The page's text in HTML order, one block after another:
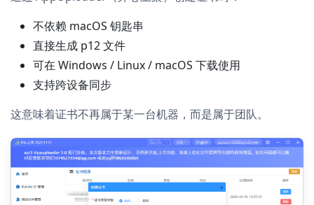
不依赖 macOS 钥匙串
直接生成 p12 文件
可在 Windows / Linux / macOS 下载使用
支持跨设备同步
这意味着证书不再属于某一台机器，而是属于团队。